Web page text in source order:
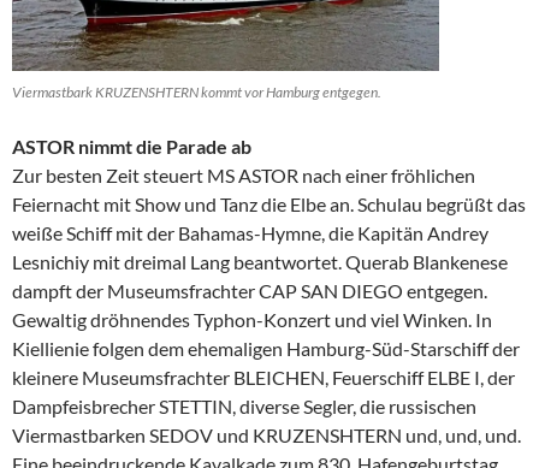
Viermastbark KRUZENSHTERN kommt vor Hamburg entgegen.
ASTOR nimmt die Parade ab
Zur besten Zeit steuert MS ASTOR nach einer fröhlichen
Feiernacht mit Show und Tanz die Elbe an. Schulau begrüßt das
weiße Schiff mit der Bahamas-Hymne, die Kapitän Andrey
Lesnichiy mit dreimal Lang beantwortet. Querab Blankenese
dampft der Museumsfrachter CAP SAN DIEGO entgegen.
Gewaltig dröhnendes Typhon-Konzert und viel Winken. In
Kiellienie folgen dem ehemaligen Hamburg-Süd-Starschiff der
kleinere Museumsfrachter BLEICHEN, Feuerschiff ELBE I, der
Dampfeisbrecher STETTIN, diverse Segler, die russischen
Viermastbarken SEDOV und KRUZENSHTERN und, und, und.